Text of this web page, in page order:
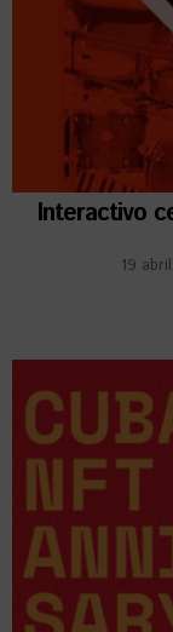
Interactivo
19